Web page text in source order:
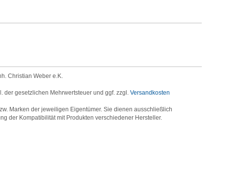
Christian Weber e.K.
der gesetzlichen Mehrwertsteuer und ggf. zzgl. Versandkosten
Marken der jeweiligen Eigentümer. Sie dienen ausschließlich
der Kompatibilität mit Produkten verschiedener Hersteller.